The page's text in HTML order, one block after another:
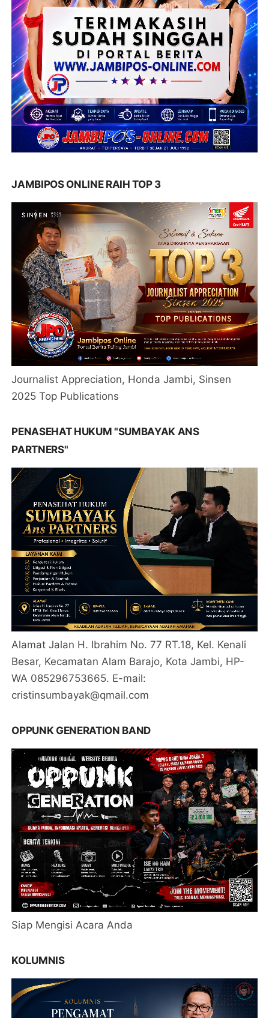
JAMBIPOS ONLINE RAIH TOP 3
Journalist Appreciation, Honda Jambi, Sinsen
2025 Top Publications
PENASEHAT HUKUM "SUMBAYAK ANS
PARTNERS"
Alamat Jalan H. Ibrahim No. 77 RT.18, Kel. Kenali
Besar, Kecamatan Alam Barajo, Kota Jambi, HP-
WA 085296753665. E-mail:
cristinsumbayak@qmail.com
OPPUNK GENERATION BAND
Siap Mengisi Acara Anda
KOLUMNIS